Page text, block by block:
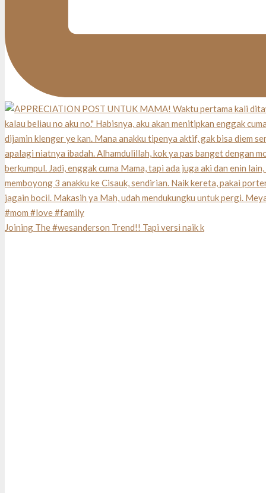
Joining The #wesanderson Trend!! Tapi versi naik k